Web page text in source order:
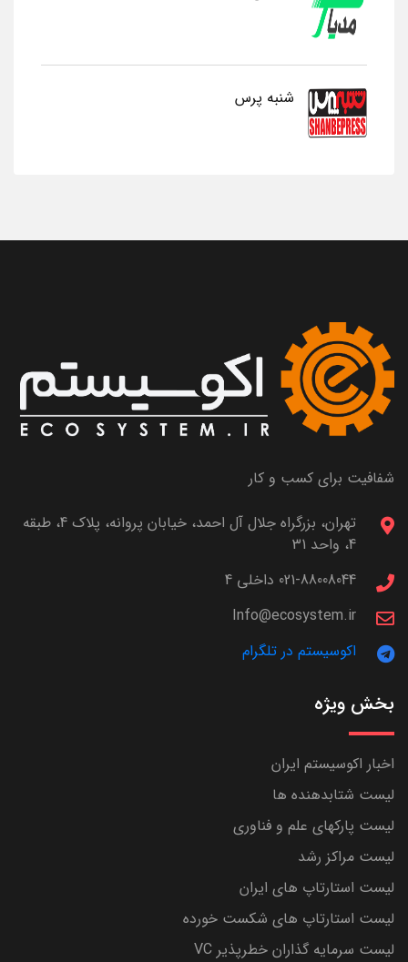
شنبه پرس
شفافیت برای کسب و کار
تهران، بزرگراه جلال آل احمد، خیابان پروانه، پلاک 4، طبقه
4، واحد 31
021-88008044 داخلی 4
Info@ecosystem.ir
اکوسیستم در تلگرام
بخش ویژه
اخبار اکوسیستم ایران
لیست شتابدهنده ها
لیست پارکهای علم و فناوری
لیست مراکز رشد
لیست استارتاپ های ایران
لیست استارتاپ های شکست خورده
لیست سرمایه گذاران خطرپذیر VC